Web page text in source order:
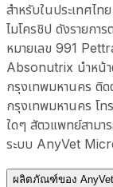
สำหรับในประเทศไท
ไมโครชิป ดังรายก
หมายเลข 991
Absonutrix นำหน้า
กรุงเทพมหานคร ติ
กรุงเทพมหานคร โ
ใดๆ สัตวแพทย์สามา
ระบบ AnyVet
ผลิตภัณฑ์ของ AnyVet